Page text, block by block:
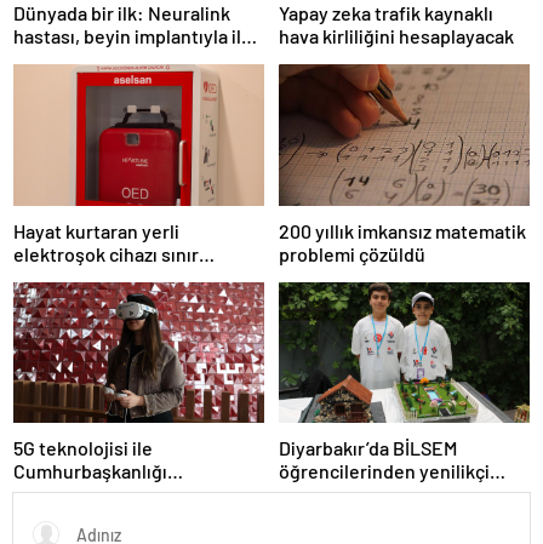
Dünyada bir ilk: Neuralink
hastası, beyin implantıyla ilk
kez YouTube videosu
Yapay zeka trafik kaynaklı
hava kirliliğini hesaplayacak
Hayat kurtaran yerli
elektroşok cihazı sınır
kapısında da görevde
200 yıllık imkansız matematik
problemi çözüldü
5G teknolojisi ile
Cumhurbaşkanlığı
Külliyesi’ndeki konser
Diyarbakır’da BİLSEM
öğrencilerinden yenilikçi
projeler